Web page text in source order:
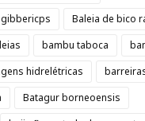
Baleia de bico
bambu taboca
hidrelétricas
Batagur borneoensis